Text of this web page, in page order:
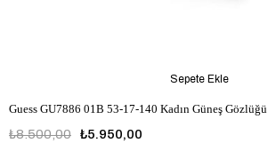
Guess GU7886 01B 53-17-140 Kadın Güneş Gözlüğü
₺5.950,00
₺8.500,00
Sepete Ekle